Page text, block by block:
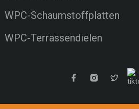
WPC-Schaumstoffplatten
WPC-Terrassendielen